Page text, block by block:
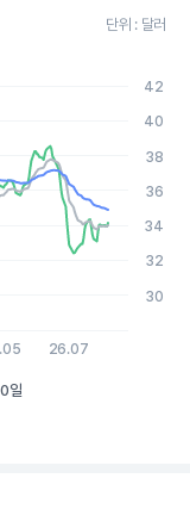
단위 : 달러
Data ranges from
Data ranges from
일
26.07
30
32
34
36
38
40
42